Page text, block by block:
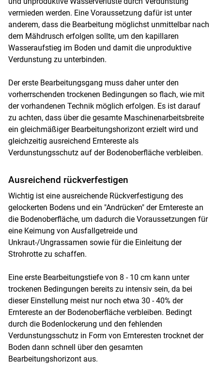
vermieden werden. Eine Voraussetzung dafür ist unter
anderem, dass die Bearbeitung möglichst unmittelbar nach
dem Mähdrusch erfolgen sollte, um den kapillaren
Wasseraufstieg im Boden und damit die unproduktive
Verdunstung zu unterbinden.
Der erste Bearbeitungsgang muss daher unter den
vorherrschenden trockenen Bedingungen so flach, wie mit
der vorhandenen Technik möglich erfolgen. Es ist darauf
zu achten, dass über die gesamte Maschinenarbeitsbreite
ein gleichmäßiger Bearbeitungshorizont erzielt wird und
gleichzeitig ausreichend Erntereste als
Verdunstungsschutz auf der Bodenoberfläche verbleiben.
Ausreichend rückverfestigen
Wichtig ist eine ausreichende Rückverfestigung des
gelockerten Bodens und ein "Andrücken" der Erntereste an
die Bodenoberfläche, um dadurch die Voraussetzungen für
eine Keimung von Ausfallgetreide und
Unkraut-/Ungrassamen sowie für die Einleitung der
Strohrotte zu schaffen.
Eine erste Bearbeitungstiefe von 8 - 10 cm kann unter
trockenen Bedingungen bereits zu intensiv sein, da bei
dieser Einstellung meist nur noch etwa 30 - 40% der
Erntereste an der Bodenoberfläche verbleiben. Bedingt
durch die Bodenlockerung und den fehlenden
Verdunstungsschutz in Form von Ernteresten trocknet der
Boden dann schnell über den gesamten
Bearbeitungshorizont aus.